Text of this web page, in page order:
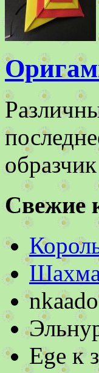
Свежие
nkaado
Ege к